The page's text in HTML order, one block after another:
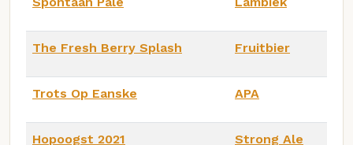
The Fresh Berry Splash Fruitbier
Trots Op Eanske APA
Hopoogst 2021 Strong Ale